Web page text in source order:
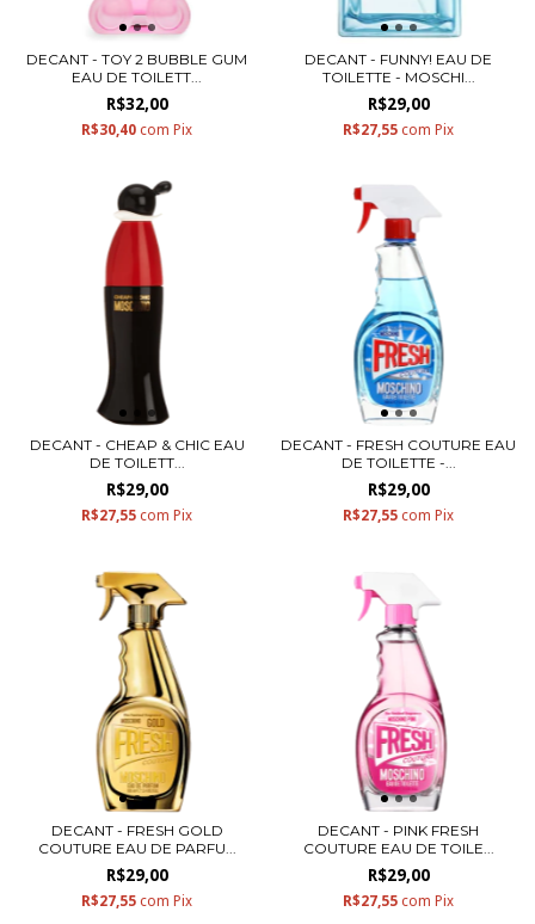
DECANT - TOY 2 BUBBLE GUM
EAU DE TOILETT...
R$32,00
R$30,40 com Pix
DECANT - FUNNY! EAU DE
TOILETTE - MOSCHI...
R$29,00
R$27,55 com Pix
DECANT - CHEAP & CHIC EAU
DE TOILETT...
R$29,00
R$27,55 com Pix
DECANT - FRESH COUTURE EAU
DE TOILETTE -...
R$29,00
R$27,55 com Pix
DECANT - FRESH GOLD
COUTURE EAU DE PARFU...
R$29,00
R$27,55 com Pix
DECANT - PINK FRESH
COUTURE EAU DE TOILE...
R$29,00
R$27,55 com Pix